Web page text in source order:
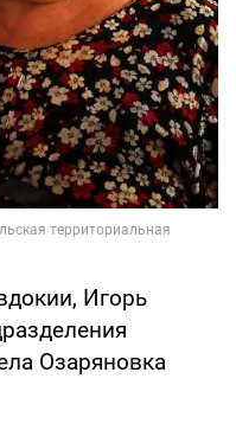
Игорь
Озаряновка